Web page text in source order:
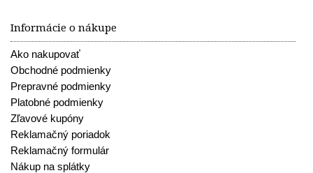
Informácie o nákupe
Ako nakupovať
Obchodné podmienky
Prepravné podmienky
Platobné podmienky
Zľavové kupóny
Reklamačný poriadok
Reklamačný formulár
Nákup na splátky